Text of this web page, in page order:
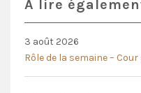
À lire
3 août 2026
Rôle de la semaine –